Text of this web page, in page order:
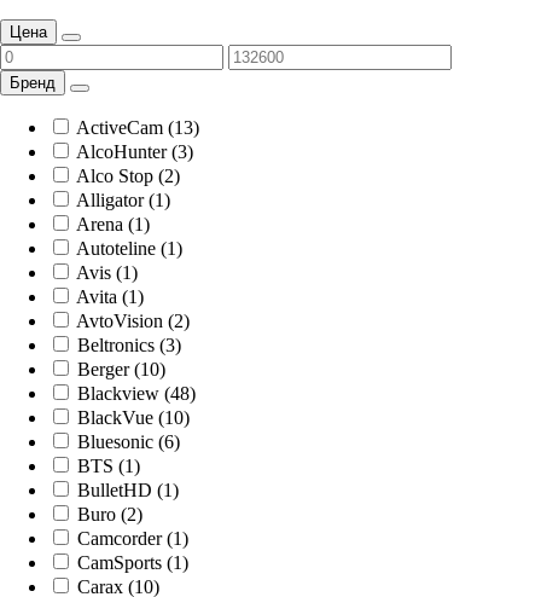
Цена
Бренд
ActiveCam (13)
AlcoHunter (3)
Alco Stop (2)
Alligator (1)
Arena (1)
Autoteline (1)
Avis (1)
Avita (1)
AvtoVision (2)
Beltronics (3)
Berger (10)
Blackview (48)
BlackVue (10)
Bluesonic (6)
BTS (1)
BulletHD (1)
Buro (2)
Camcorder (1)
CamSports (1)
Carax (10)